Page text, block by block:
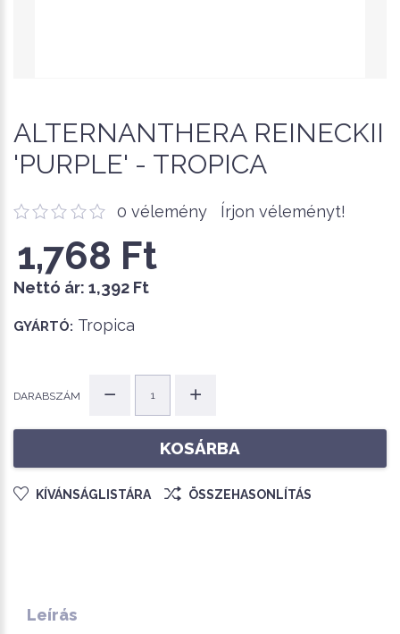
ALTERNANTHERA REINECKII
'PURPLE' - TROPICA
0 vélemény Írjon véleményt!
1,768 Ft
Nettó ár: 1,392 Ft
GYÁRTÓ: Tropica
DARABSZÁM
KOSÁRBA
KÍVÁNSÁGLISTÁRA ÖSSZEHASONLÍTÁS
Leírás